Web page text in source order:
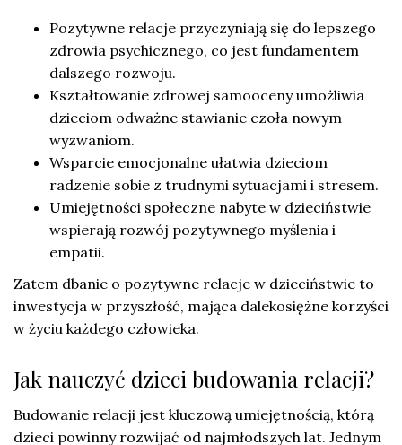
Pozytywne relacje przyczyniają się do lepszego
zdrowia psychicznego, co jest fundamentem
dalszego rozwoju.
Kształtowanie zdrowej samooceny umożliwia
dzieciom odważne stawianie czoła nowym
wyzwaniom.
Wsparcie emocjonalne ułatwia dzieciom
radzenie sobie z trudnymi sytuacjami i stresem.
Umiejętności społeczne nabyte w dzieciństwie
wspierają rozwój pozytywnego myślenia i
empatii.
Zatem dbanie o pozytywne relacje w dzieciństwie to
inwestycja w przyszłość, mająca dalekosiężne korzyści
w życiu każdego człowieka.
Jak nauczyć dzieci budowania relacji?
Budowanie relacji jest kluczową umiejętnością, którą
dzieci powinny rozwijać od najmłodszych lat. Jednym